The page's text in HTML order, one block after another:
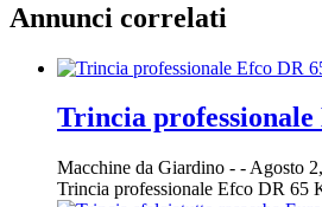
Annunci correlati
Trincia professionale
Macchine da Giardino - - Agosto
Trincia professionale Efco DR 65